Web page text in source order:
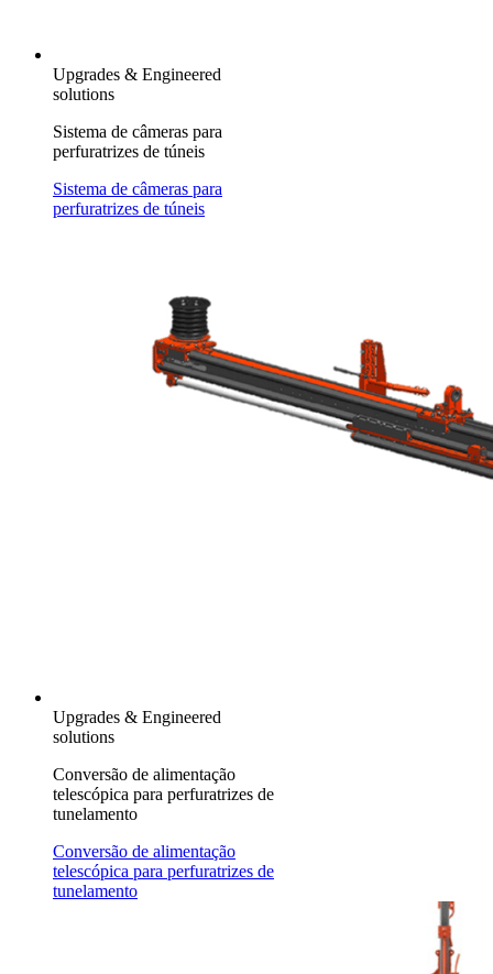
Upgrades & Engineered
solutions
Sistema de câmeras para
perfuratrizes de túneis
Sistema de câmeras para
perfuratrizes de túneis
Upgrades & Engineered
solutions
Conversão de alimentação
telescópica para perfuratrizes de
tunelamento
Conversão de alimentação
telescópica para perfuratrizes de
tunelamento